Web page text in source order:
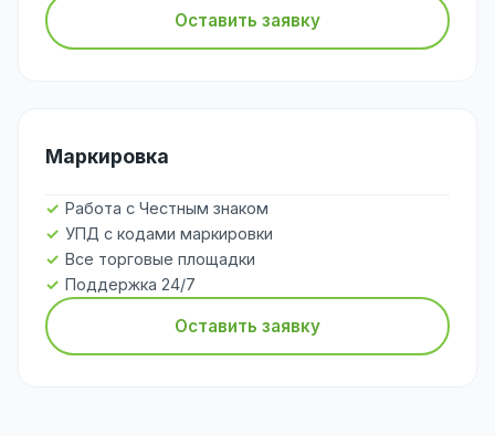
Оставить заявку
Маркировка
Работа с Честным знаком
УПД с кодами маркировки
Все торговые площадки
Поддержка 24/7
Оставить заявку